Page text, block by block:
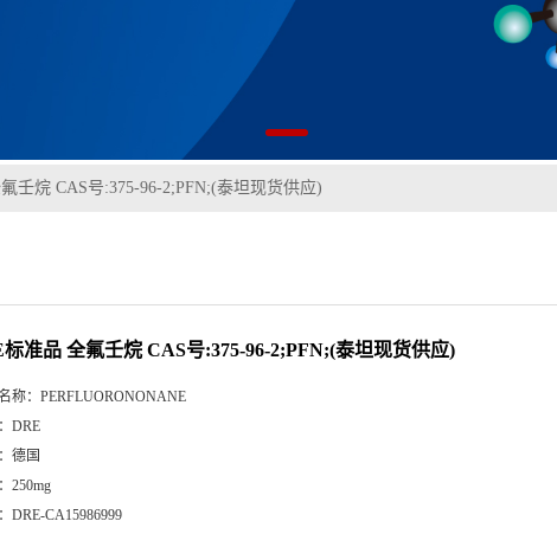
壬烷 CAS号:375-96-2;PFN;(泰坦现货供应)
准品 全氟壬烷 CAS号:375-96-2;PFN;(泰坦现货供应)
称： PERFLUORONONANE
DRE
德国
250mg
DRE-CA15986999